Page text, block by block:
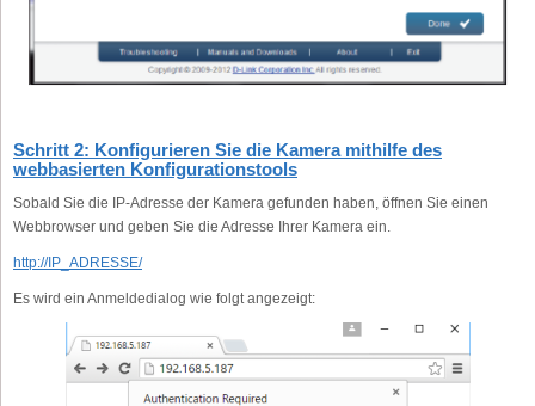
Schritt 2: Konfigurieren Sie die Kamera mithilfe des
webbasierten Konfigurationstools
Sobald Sie die IP-Adresse der Kamera gefunden haben, öffnen Sie einen
Webbrowser und geben Sie die Adresse Ihrer Kamera ein.
http://IP_ADRESSE/
Es wird ein Anmeldedialog wie folgt angezeigt: